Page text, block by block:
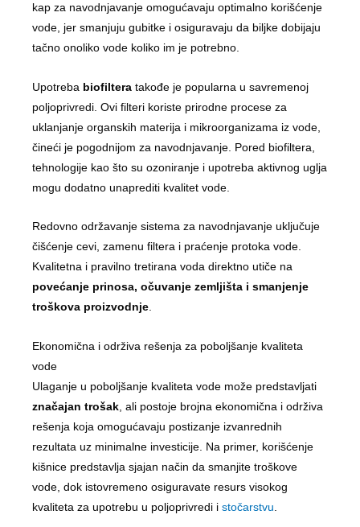
kap za navodnjavanje omogućavaju optimalno korišćenje
vode, jer smanjuju gubitke i osiguravaju da biljke dobijaju
tačno onoliko vode koliko im je potrebno.
Upotreba biofiltera takođe je popularna u savremenoj
poljoprivredi. Ovi filteri koriste prirodne procese za
uklanjanje organskih materija i mikroorganizama iz vode,
čineći je pogodnijom za navodnjavanje. Pored biofiltera,
tehnologije kao što su ozoniranje i upotreba aktivnog uglja
mogu dodatno unaprediti kvalitet vode.
Redovno održavanje sistema za navodnjavanje uključuje
čišćenje cevi, zamenu filtera i praćenje protoka vode.
Kvalitetna i pravilno tretirana voda direktno utiče na
povećanje prinosa, očuvanje zemljišta i smanjenje
troškova proizvodnje.
Ekonomična i održiva rešenja za poboljšanje kvaliteta
vode
Ulaganje u poboljšanje kvaliteta vode može predstavljati
značajan trošak, ali postoje brojna ekonomična i održiva
rešenja koja omogućavaju postizanje izvanrednih
rezultata uz minimalne investicije. Na primer, korišćenje
kišnice predstavlja sjajan način da smanjite troškove
vode, dok istovremeno osiguravate resurs visokog
kvaliteta za upotrebu u poljoprivredi i stočarstvu.